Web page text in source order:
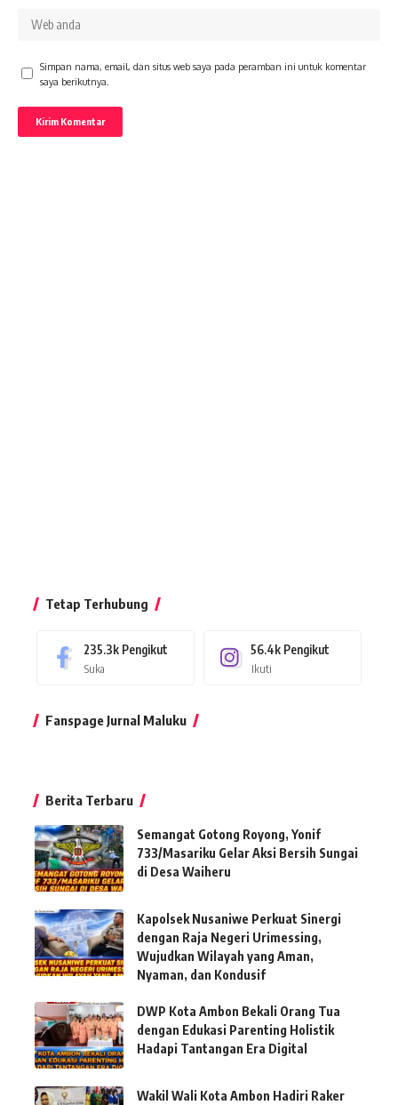
Simpan nama, email, dan situs web saya pada peramban ini untuk komentar
saya berikutnya.
Tetap Terhubung
235.3k Pengikut
Suka
56.4k Pengikut
Ikuti
Fanspage Jurnal Maluku
Berita Terbaru
Semangat Gotong Royong, Yonif
733/Masariku Gelar Aksi Bersih Sungai
di Desa Waiheru
Kapolsek Nusaniwe Perkuat Sinergi
dengan Raja Negeri Urimessing,
Wujudkan Wilayah yang Aman,
Nyaman, dan Kondusif
DWP Kota Ambon Bekali Orang Tua
dengan Edukasi Parenting Holistik
Hadapi Tantangan Era Digital
Wakil Wali Kota Ambon Hadiri Raker